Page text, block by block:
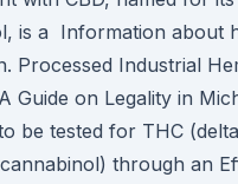
is a Information about
Processed Industrial
Guide on Legality in
be tested for THC
through an